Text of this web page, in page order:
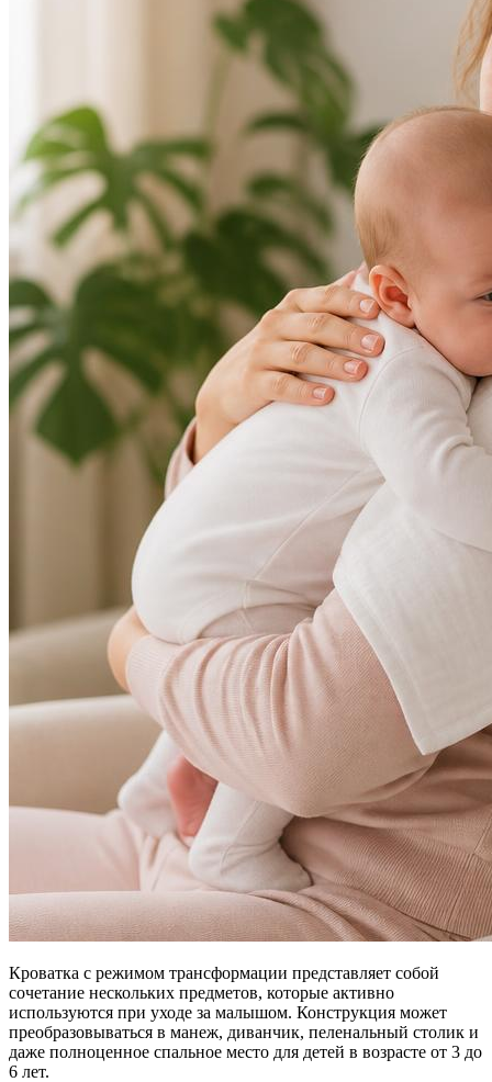
Кроватка с режимом трансформации представляет собой
сочетание нескольких предметов, которые активно
используются при уходе за малышом. Конструкция может
преобразовываться в манеж, диванчик, пеленальный столик и
даже полноценное спальное место для детей в возрасте от 3 до
6 лет.